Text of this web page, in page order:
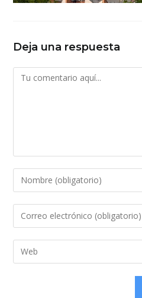
Deja una respuesta
Comentario
Introduce
tu
nombre
de
usuario
Introduce
tu
dirección
de
Introduce
la